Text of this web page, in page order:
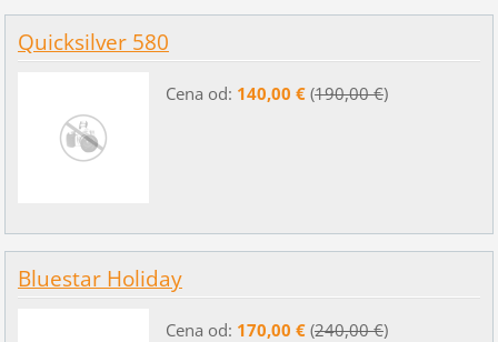
Quicksilver 580
Cena od: 140,00 €(190,00 €)
Bluestar Holiday
Cena od: 170,00 €(240,00 €)